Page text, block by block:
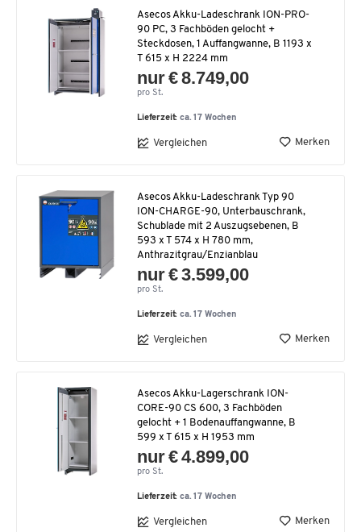
Asecos Akku-Ladeschrank ION-PRO-
90 PC, 3 Fachböden gelocht +
Steckdosen, 1 Auffangwanne, B 1193 x
T 615 x H 2224 mm
nur € 8.749,00
pro St.
Lieferzeit:ca. 17 Wochen
Vergleichen Merken
Asecos Akku-Ladeschrank Typ 90
ION-CHARGE-90, Unterbauschrank,
Schublade mit 2 Auszugsebenen, B
593 x T 574 x H 780 mm,
Anthrazitgrau/Enzianblau
nur € 3.599,00
pro St.
Lieferzeit:ca. 17 Wochen
Vergleichen Merken
Asecos Akku-Lagerschrank ION-
CORE-90 CS 600, 3 Fachböden
gelocht + 1 Bodenauffangwanne, B
599 x T 615 x H 1953 mm
nur € 4.899,00
pro St.
Lieferzeit:ca. 17 Wochen
Vergleichen Merken